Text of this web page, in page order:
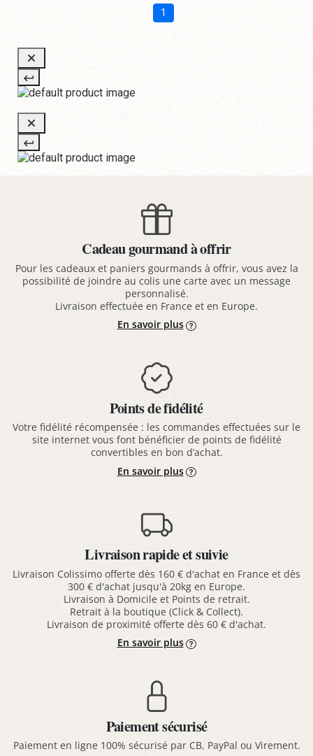
1
Cadeau gourmand à offrir
Pour les cadeaux et paniers gourmands à offrir, vous avez la
possibilité de joindre au colis une carte avec un message
personnalisé.
Livraison effectuée en France et en Europe.
En savoir plus
Points de fidélité
Votre fidélité récompensée : les commandes effectuées sur le
site internet vous font bénéficier de points de fidélité
convertibles en bon d’achat.
En savoir plus
Livraison rapide et suivie
Livraison Colissimo offerte dès 160 € d'achat en France et dès
300 € d'achat jusqu'à 20kg en Europe.
Livraison à Domicile et Points de retrait.
Retrait à la boutique (Click & Collect).
Livraison de proximité offerte dès 60 € d'achat.
En savoir plus
Paiement sécurisé
Paiement en ligne 100% sécurisé par CB, PayPal ou Virement.